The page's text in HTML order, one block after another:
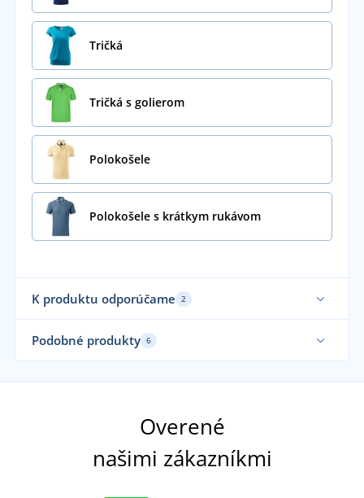
Tričká
Tričká s golierom
Polokošele
Polokošele s krátkym rukávom
K produktu odporúčame 2
Podobné produkty 6
Overené
našimi zákazníkmi